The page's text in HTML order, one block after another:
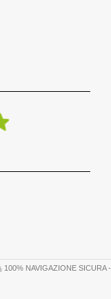
100% NAVIGAZIONE SICURA -